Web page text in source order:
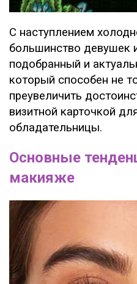
С наступлением
большинство девушек
подобранный и
который способен не
преувеличить
визитной карточкой
обладательницы.
Основные
макияже